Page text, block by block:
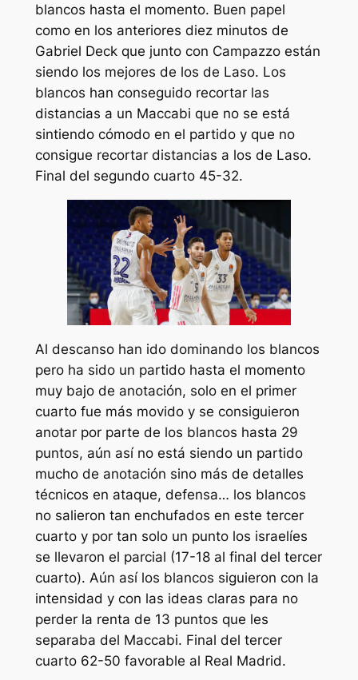
blancos hasta el momento. Buen papel
como en los anteriores diez minutos de
Gabriel Deck que junto con Campazzo están
siendo los mejores de los de Laso. Los
blancos han conseguido recortar las
distancias a un Maccabi que no se está
sintiendo cómodo en el partido y que no
consigue recortar distancias a los de Laso.
Final del segundo cuarto 45-32.
Al descanso han ido dominando los blancos
pero ha sido un partido hasta el momento
muy bajo de anotación, solo en el primer
cuarto fue más movido y se consiguieron
anotar por parte de los blancos hasta 29
puntos, aún así no está siendo un partido
mucho de anotación sino más de detalles
técnicos en ataque, defensa… los blancos
no salieron tan enchufados en este tercer
cuarto y por tan solo un punto los israelíes
se llevaron el parcial (17-18 al final del tercer
cuarto). Aún así los blancos siguieron con la
intensidad y con las ideas claras para no
perder la renta de 13 puntos que les
separaba del Maccabi. Final del tercer
cuarto 62-50 favorable al Real Madrid.